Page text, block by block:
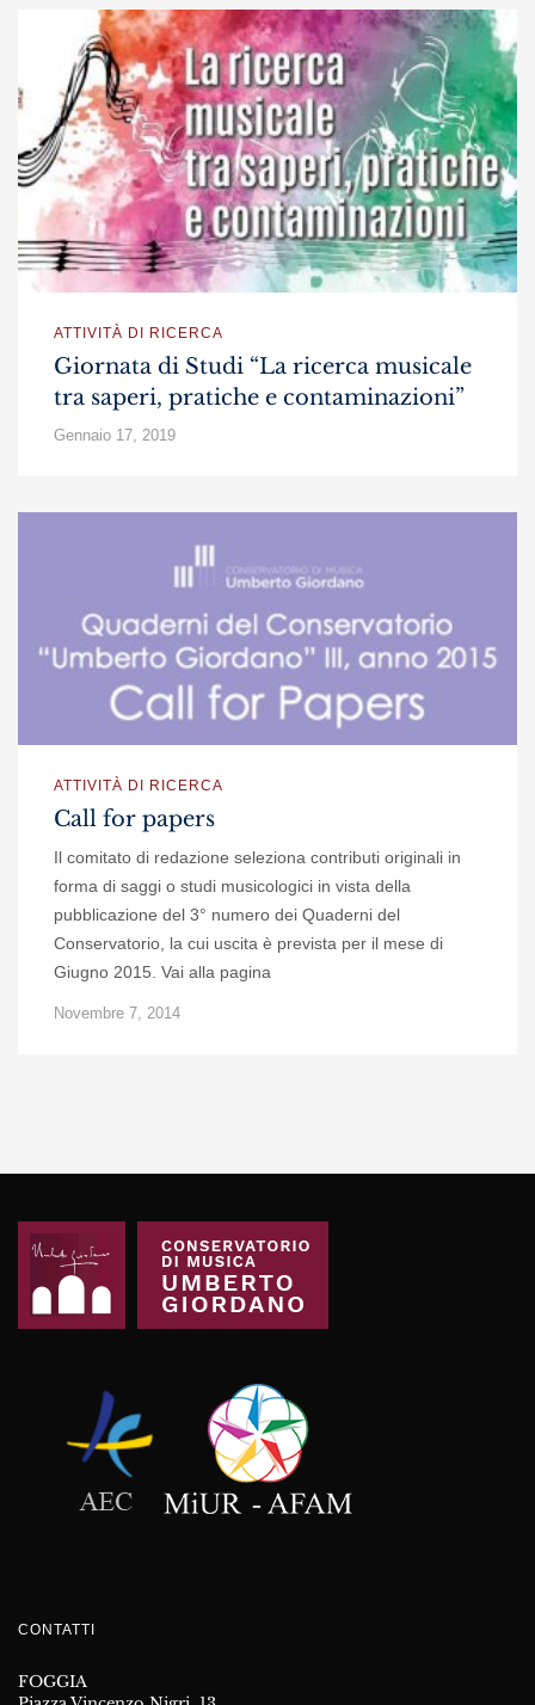
ATTIVITÀ DI RICERCA
Giornata di Studi “La ricerca musicale
tra saperi, pratiche e contaminazioni”
Gennaio 17, 2019
ATTIVITÀ DI RICERCA
Call for papers
Il comitato di redazione seleziona contributi originali in
forma di saggi o studi musicologici in vista della
pubblicazione del 3° numero dei Quaderni del
Conservatorio, la cui uscita è prevista per il mese di
Giugno 2015. Vai alla pagina
Novembre 7, 2014
CONTATTI
FOGGIA